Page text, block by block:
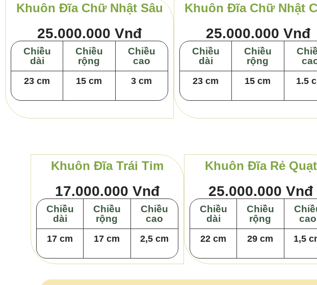
Khuôn Đĩa Chữ Nhật Sâu
25.000.000 Vnđ
Chiều
dài
Chiều
rộng
Chiều
cao
23 cm 15 cm 3 cm
Khuôn Đĩa Chữ Nhật
25.000.000 Vnđ
Chiều
dài
Chiều
rộng
23 cm 15 cm 1.5
Khuôn Đĩa Trái Tim
17.000.000 Vnđ
Chiều
dài
Chiều
rộng
Chiều
cao
17 cm 17 cm 2,5 cm
Khuôn Đĩa Rẻ Quạt
25.000.000 Vnđ
Chiều
dài
Chiều
rộng
cao
22 cm 29 cm 1,5